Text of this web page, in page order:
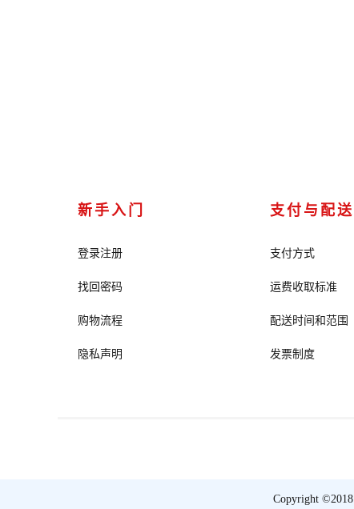
新手入门
登录注册
找回密码
购物流程
隐私声明
支付与配送
支付方式
运费收取标准
配送时间和范围
发票制度
Copyright